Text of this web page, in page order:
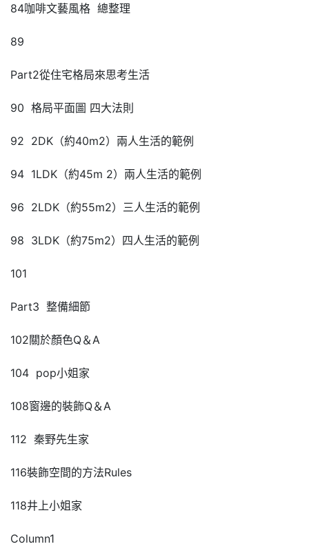
84咖啡文藝風格 總整理
89
Part2從住宅格局來思考生活
90 格局平面圖 四大法則
92 2DK（約40m2）兩人生活的範例
94 1LDK（約45m 2）兩人生活的範例
96 2LDK（約55m2）三人生活的範例
98 3LDK（約75m2）四人生活的範例
101
Part3 整備細節
102關於顏色Q＆A
104 pop小姐家
108窗邊的裝飾Q＆A
112 秦野先生家
116裝飾空間的方法Rules
118井上小姐家
Column1